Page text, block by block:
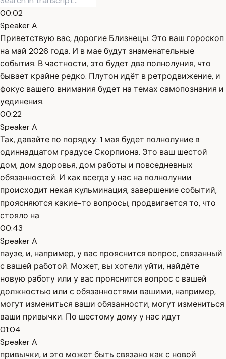
00:02
Speaker A
Приветствую вас, дорогие Близнецы. Это ваш гороскоп
на май 2026 года. И в мае будут знаменательные
события. В частности, это будет два полнолуния, что
бывает крайне редко. Плутон идёт в ретродвижение, и
фокус вашего внимания будет на темах самопознания и
уединения.
00:22
Speaker A
Так, давайте по порядку. 1 мая будет полнолуние в
одиннадцатом градусе Скорпиона. Это ваш шестой
дом, дом здоровья, дом работы и повседневных
обязанностей. И как всегда у нас на полнолунии
происходит некая кульминация, завершение событий,
проясняются какие-то вопросы, продвигается то, что
стояло на
00:43
Speaker A
паузе, и, например, у вас прояснится вопрос, связанный
с вашей работой. Может, вы хотели уйти, найдёте
новую работу или у вас прояснится вопрос с вашей
должностью или с обязанностями вашими, например,
могут измениться ваши обязанности, могут измениться
ваши привычки. По шестому дому у нас идут
01:04
Speaker A
привычки, и это может быть связано как с новой